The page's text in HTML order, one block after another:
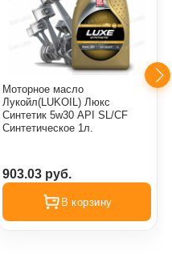
Моторное масло
Лукойл(LUKOIL) Люкс
Синтетик 5w30 API SL/CF
Синтетическое 1л.
903.03 руб.
В корзину